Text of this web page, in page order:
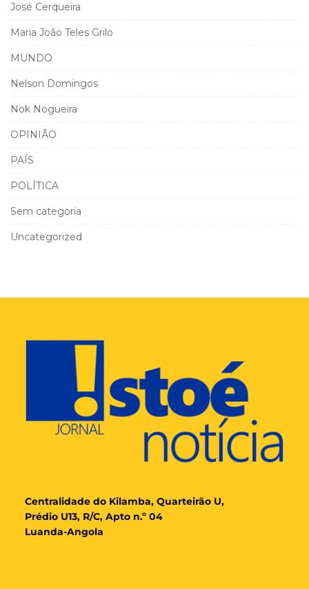
José Cerqueira
Maria João Teles Grilo
MUNDO
Nelson Domingos
Nok Nogueira
OPINIÃO
PAÍS
POLÍTICA
Sem categoria
Uncategorized
Centralidade do Kilamba, Quarteirão U,
Prédio U13, R/C, Apto n.º 04
Luanda-Angola